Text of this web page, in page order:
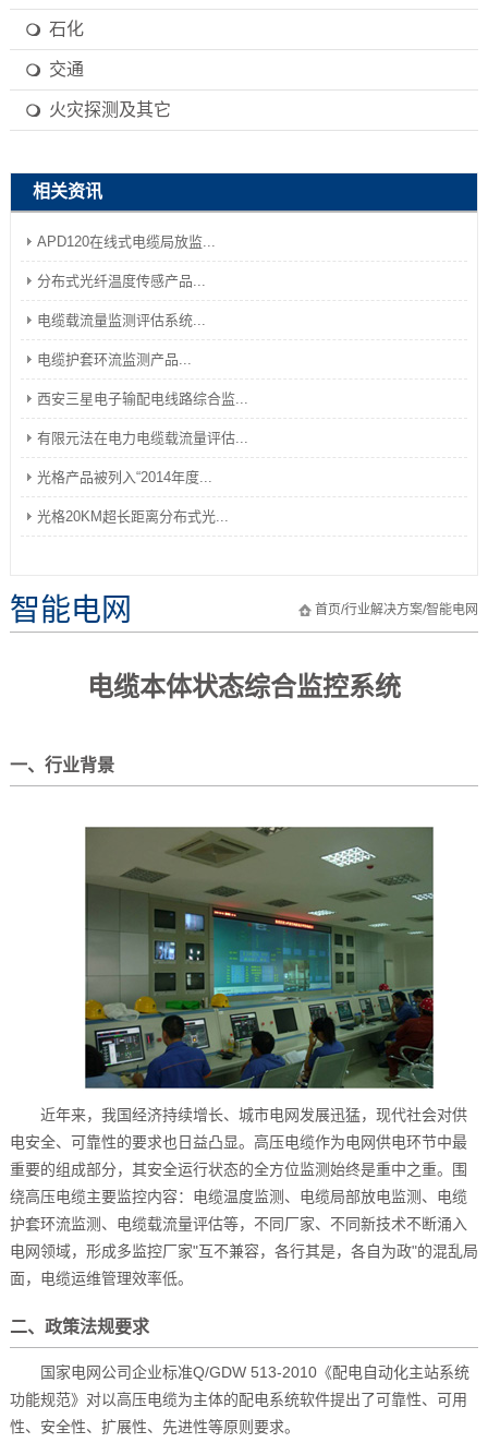
石化
交通
火灾探测及其它
相关资讯
APD120在线式电缆局放监...
分布式光纤温度传感产品...
电缆载流量监测评估系统...
电缆护套环流监测产品...
西安三星电子输配电线路综合监...
有限元法在电力电缆载流量评估...
光格产品被列入“2014年度...
光格20KM超长距离分布式光...
首页/行业解决方案/智能电网
智能电网
电缆本体状态综合监控系统
一、行业背景
近年来，我国经济持续增长、城市电网发展迅猛，现代社会对供
电安全、可靠性的要求也日益凸显。高压电缆作为电网供电环节中最
重要的组成部分，其安全运行状态的全方位监测始终是重中之重。围
绕高压电缆主要监控内容：电缆温度监测、电缆局部放电监测、电缆
护套环流监测、电缆载流量评估等，不同厂家、不同新技术不断涌入
电网领域，形成多监控厂家"互不兼容，各行其是，各自为政"的混乱局
面，电缆运维管理效率低。
二、政策法规要求
国家电网公司企业标准Q/GDW 513-2010《配电自动化主站系统
功能规范》对以高压电缆为主体的配电系统软件提出了可靠性、可用
性、安全性、扩展性、先进性等原则要求。